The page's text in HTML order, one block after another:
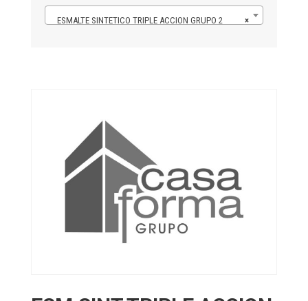
×
ESMALTE SINTETICO TRIPLE ACCION GRUPO 2